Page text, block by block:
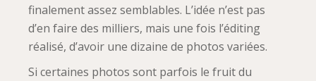
finalement assez semblables. L’idée n’est pas
d’en faire des milliers, mais une fois l’éditing
réalisé, d’avoir une dizaine de photos variées.
Si certaines photos sont parfois le fruit du